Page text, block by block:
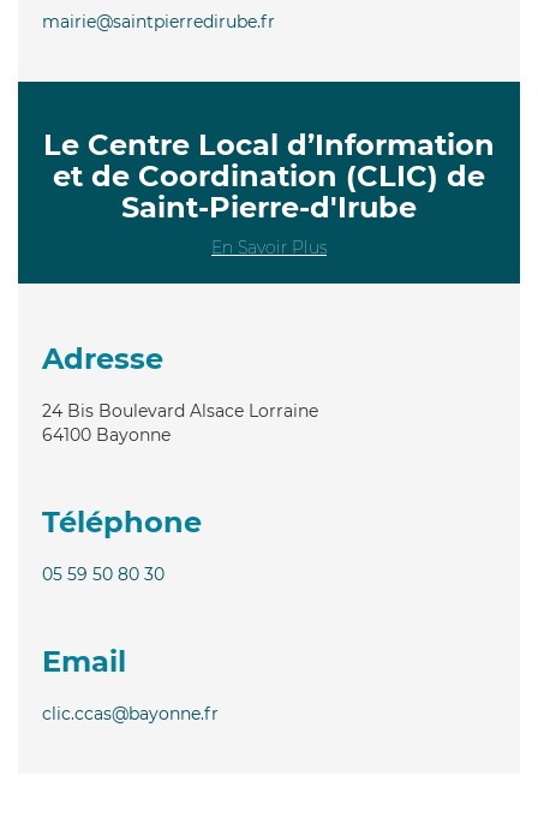
mairie@saintpierredirube.fr
Le Centre Local d’Information
et de Coordination (CLIC) de
Saint-Pierre-d'Irube
En Savoir Plus
Adresse
24 Bis Boulevard Alsace Lorraine
64100 Bayonne
Téléphone
05 59 50 80 30
Email
clic.ccas@bayonne.fr